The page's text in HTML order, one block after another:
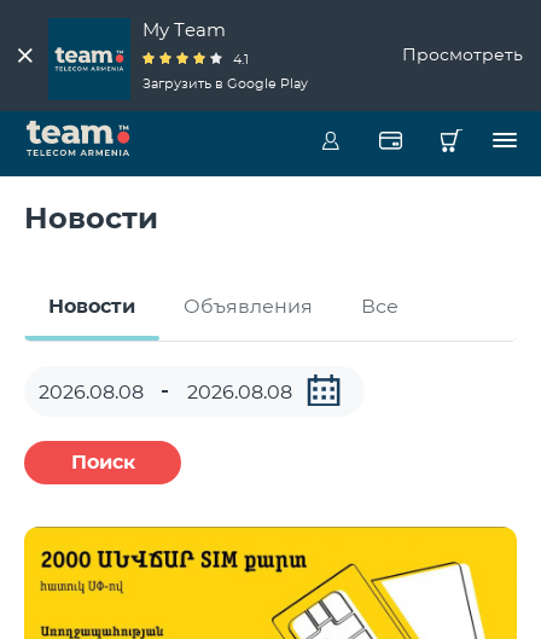
My Team
4.1
Загрузить в Google Play
Просмотреть
Новости
Новости Объявления Все
Поиск